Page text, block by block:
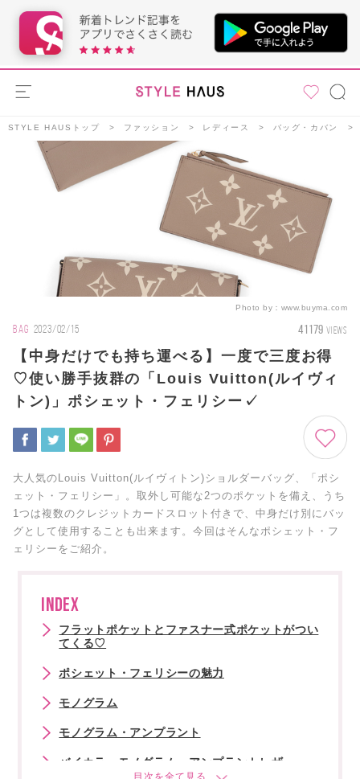
STYLE HAUSトップ ファッション レディース バッグ・カバン
Photo by： www.buyma.com
BAG 2023/02/15 41179 VIEWS
【中身だけでも持ち運べる】一度で三度お得
♡使い勝手抜群の「Louis Vuitton(ルイヴィ
トン)」ポシェット・フェリシー✓
大人気のLouis Vuitton(ルイヴィトン)ショルダーバッグ、「ポシ
ェット・フェリシー」。取外し可能な2つのポケットを備え、うち
1つは複数のクレジットカードスロット付きで、中身だけ別にバッ
グとして使用することも出来ます。今回はそんなポシェット・フ
ェリシーをご紹介。
INDEX
フラットポケットとファスナー式ポケットがつい
てくる♡
ポシェット・フェリシーの魅力
モノグラム
モノグラム・アンプラント
バイカラーモノグラム・アンプラントレザー